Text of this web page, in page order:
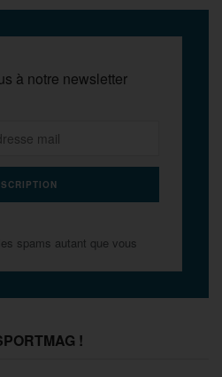
à notre newsletter
spams autant que vous
!